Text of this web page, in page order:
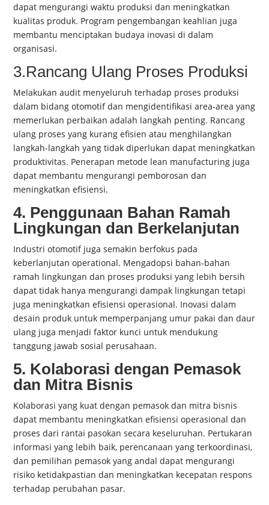
dapat mengurangi waktu produksi dan meningkatkan
kualitas produk. Program pengembangan keahlian juga
membantu menciptakan budaya inovasi di dalam
organisasi.
3.Rancang Ulang Proses Produksi
Melakukan audit menyeluruh terhadap proses produksi
dalam bidang otomotif dan mengidentifikasi area-area yang
memerlukan perbaikan adalah langkah penting. Rancang
ulang proses yang kurang efisien atau menghilangkan
langkah-langkah yang tidak diperlukan dapat meningkatkan
produktivitas. Penerapan metode lean manufacturing juga
dapat membantu mengurangi pemborosan dan
meningkatkan efisiensi.
4. Penggunaan Bahan Ramah
Lingkungan dan Berkelanjutan
Industri otomotif juga semakin berfokus pada
keberlanjutan operational. Mengadopsi bahan-bahan
ramah lingkungan dan proses produksi yang lebih bersih
dapat tidak hanya mengurangi dampak lingkungan tetapi
juga meningkatkan efisiensi operasional. Inovasi dalam
desain produk untuk memperpanjang umur pakai dan daur
ulang juga menjadi faktor kunci untuk mendukung
tanggung jawab sosial perusahaan.
5. Kolaborasi dengan Pemasok
dan Mitra Bisnis
Kolaborasi yang kuat dengan pemasok dan mitra bisnis
dapat membantu meningkatkan efisiensi operasional dan
proses dari rantai pasokan secara keseluruhan. Pertukaran
informasi yang lebih baik, perencanaan yang terkoordinasi,
dan pemilihan pemasok yang andal dapat mengurangi
risiko ketidakpastian dan meningkatkan kecepatan respons
terhadap perubahan pasar.